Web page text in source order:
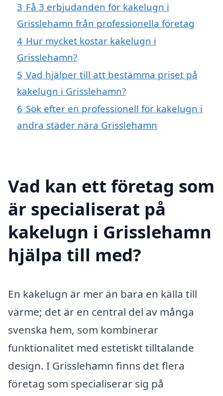
3 Få 3 erbjudanden för kakelugn i
Grisslehamn från professionella företag
4 Hur mycket kostar kakelugn i
Grisslehamn?
5 Vad hjälper till att bestämma priset på
kakelugn i Grisslehamn?
6 Sök efter en professionell för kakelugn i
andra städer nära Grisslehamn
Vad kan ett företag som
är specialiserat på
kakelugn i Grisslehamn
hjälpa till med?
En kakelugn är mer än bara en källa till
värme; det är en central del av många
svenska hem, som kombinerar
funktionalitet med estetiskt tilltalande
design. I Grisslehamn finns det flera
företag som specialiserar sig på